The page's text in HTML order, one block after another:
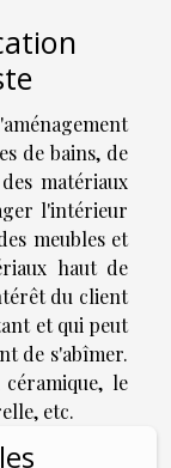
de bains, de
matériaux
l'intérieur
meubles et
haut de
du client
et qui peut
de s'abîmer.
le
etc.